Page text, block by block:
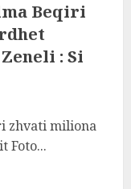
Beqiri
: Si
zhvati miliona
Foto...